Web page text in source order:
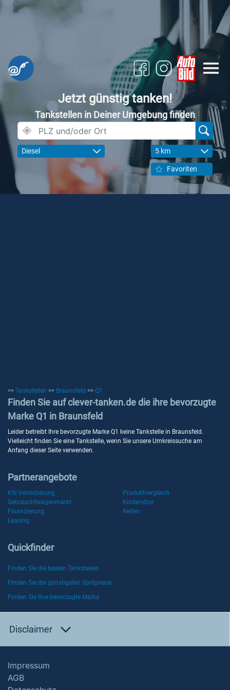
Jetzt günstig tanken!
Tankstellen in Deiner Umgebung finden
Diesel 5 km
Favoriten
>> Tankstellen >> Braunsfeld >> Q1
Finden Sie auf clever-tanken.de die ihre bevorzugte
Marke Q1 in Braunsfeld
Leider betreibt Ihre bevorzugte Marke Q1 keine Tankstelle in Braunsfeld.
Vielleicht finden Sie eine Tankstelle, wenn Sie unsere Umkreissuche am
Anfang dieser Seite verwenden.
Partnerangebote
Kfz-Versicherung
Produktvergleich
Gebrauchtwagenmarkt
Kindersitze
Finanzierung
Reifen
Leasing
Quickfinder
Finden Sie die besten Tankstellen
Finden Sie die günstigsten Spritpreise
Finden Sie Ihre bevorzugte Marke
Disclaimer
Impressum
AGB